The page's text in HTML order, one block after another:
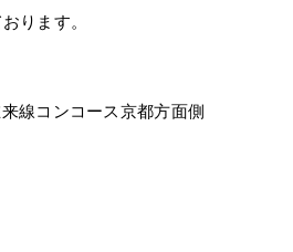
ります。
線コンコース京都方面側